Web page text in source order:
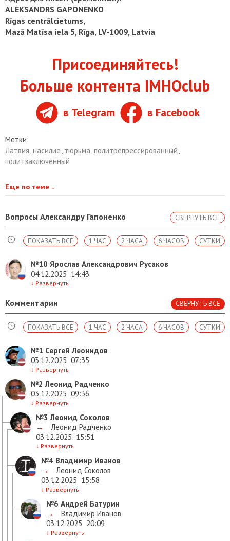
ALEKSANDRS GAPONENKO
Rīgas centrālcietums,
Mazā Matīsa iela 5, Rīga, LV-1009, Latvia
Присоединяйтесь!
Больше контента IMHOclub
в Telegram в Facebook
Метки:
Латвия насилие тюрьма политрепрессированный
политзаключенный
Еще по теме ↓
Вопросы Александру Гапоненко СВЕРНУТЬ ВСЕ
СУТКИ
6 ЧАСОВ
2 ЧАСА
1 ЧАС
ПОКАЗАТЬ ВСЕ
№10 Ярослав Александрович Русаков
04.12.2025 14:43
↓ Развернуть
Комментарии СВЕРНУТЬ ВСЕ
СУТКИ
6 ЧАСОВ
2 ЧАСА
1 ЧАС
ПОКАЗАТЬ ВСЕ
№1 Сергей Леонидов
03.12.2025 07:35
↓ Развернуть
№2 Леонид Радченко
03.12.2025 09:36
↓ Развернуть
№3 Леонид Соколов
→
Леонид Радченко
03.12.2025 15:51
↓ Развернуть
№4 Владимир Иванов
→
Леонид Соколов
03.12.2025 15:58
↓ Развернуть
№6 Андрей Батурин
→
Владимир Иванов
03.12.2025 20:09
↓ Развернуть